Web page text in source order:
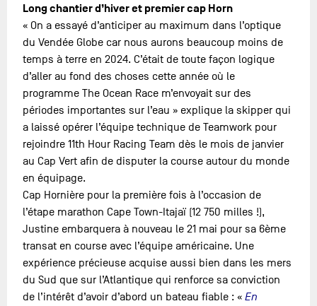
Long chantier d’hiver et premier cap Horn
« On a essayé d’anticiper au maximum dans l’optique
du Vendée Globe car nous aurons beaucoup moins de
temps à terre en 2024. C’était de toute façon logique
d’aller au fond des choses cette année où le
programme The Ocean Race m’envoyait sur des
périodes importantes sur l’eau » explique la skipper qui
a laissé opérer l’équipe technique de Teamwork pour
rejoindre 11th Hour Racing Team dès le mois de janvier
au Cap Vert afin de disputer la course autour du monde
en équipage.
Cap Hornière pour la première fois à l’occasion de
l’étape marathon Cape Town-Itajaï (12 750 milles !),
Justine embarquera à nouveau le 21 mai pour sa 6ème
transat en course avec l’équipe américaine. Une
expérience précieuse acquise aussi bien dans les mers
du Sud que sur l’Atlantique qui renforce sa conviction
de l’intérêt d’avoir d’abord un bateau fiable : «En